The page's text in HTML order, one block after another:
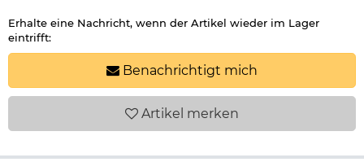
Erhalte eine Nachricht, wenn der Artikel wieder im Lager
eintrifft:
Benachrichtigt mich
Artikel merken